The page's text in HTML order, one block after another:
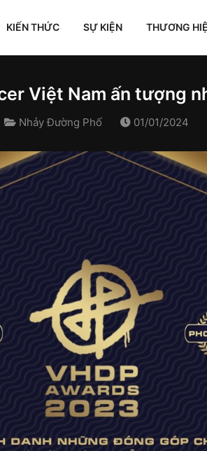
KIẾN THỨC SỰ KIỆN THƯƠNG
Việt Nam ấn tượng
Nhảy Đường Phố 01/01/2024